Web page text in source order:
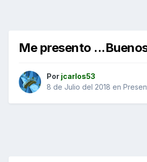
Me presento
Por jcarlos53
8 de Julio del 2018 en